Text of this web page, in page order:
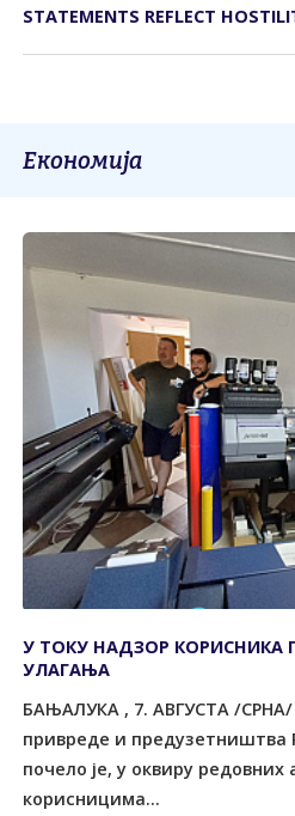
STATEMENTS REFLECT
Економија
У ТОКУ НАДЗОР КОРИСНИКА
УЛАГАЊА
БАЊАЛУКА , 7. АВГУСТА /
привреде и предузетништва
почело је, у оквиру
корисницима...